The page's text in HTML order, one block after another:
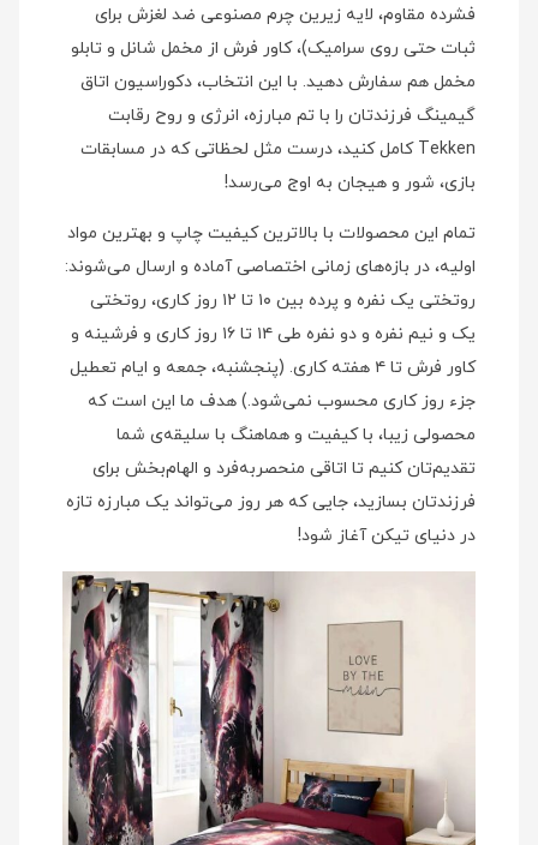
فشرده مقاوم، لایه زیرین چرم مصنوعی ضد لغزش برای
ثبات حتی روی سرامیک)، کاور فرش از مخمل شانل و تابلو
مخمل هم سفارش دهید. با این انتخاب، دکوراسیون اتاق
گیمینگ فرزندتان را با تم مبارزه، انرژی و روح رقابت
Tekken کامل کنید، درست مثل لحظاتی که در مسابقات
بازی، شور و هیجان به اوج می‌رسد!
تمام این محصولات با بالاترین کیفیت چاپ و بهترین مواد
اولیه، در بازه‌های زمانی اختصاصی آماده و ارسال می‌شوند:
روتختی یک نفره و پرده بین ۱۰ تا ۱۲ روز کاری، روتختی
یک و نیم نفره و دو نفره طی ۱۴ تا ۱۶ روز کاری و فرشینه و
کاور فرش تا ۴ هفته کاری. (پنجشنبه، جمعه و ایام تعطیل
جزء روز کاری محسوب نمی‌شود.) هدف ما این است که
محصولی زیبا، با کیفیت و هماهنگ با سلیقه‌ی شما
تقدیم‌تان کنیم تا اتاقی منحصربه‌فرد و الهام‌بخش برای
فرزندتان بسازید، جایی که هر روز می‌تواند یک مبارزه تازه
در دنیای تیکن آغاز شود!